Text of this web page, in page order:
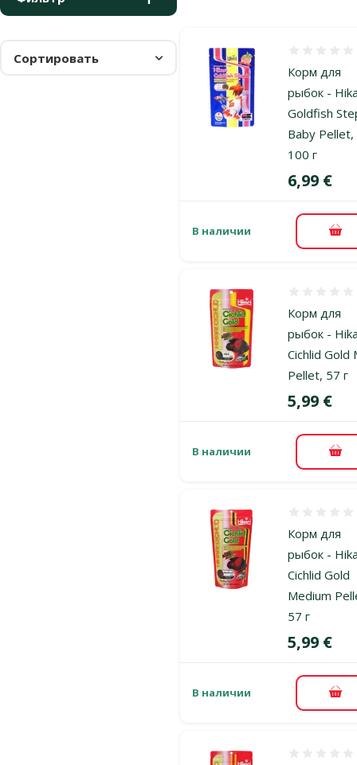
Сортировать
Корм для
рыбок -
Goldfish
Baby Pellet,
100 г
Цена
6,99 €
В наличии В
Корм для
рыбок -
Cichlid Gold
Pellet, 57 г
Цена
5,99 €
В наличии В
Корм для
рыбок -
Cichlid Gold
Medium
57 г
Цена
5,99 €
В наличии В